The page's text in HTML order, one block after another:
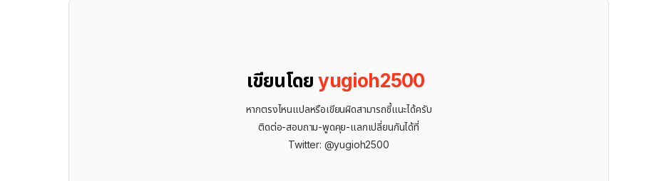
เขียนโดยyugioh2500
หากตรงไหนแปลหรือเขียนผิดสามารถชี้แนะได้ครับ
ติดต่อ-สอบถาม-พูดคุย-แลกเปลี่ยนกันได้ที่
Twitter: @yugioh2500